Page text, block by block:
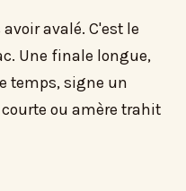
avalé. C'est le
Une finale longue,
temps, signe un
ou amère trahit